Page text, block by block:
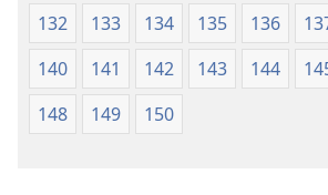
132
133 134 135 136
140
141 142 143 144
148
149 150